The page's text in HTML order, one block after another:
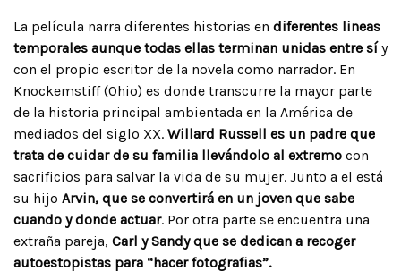
La película narra diferentes historias en diferentes lineas
temporales aunque todas ellas terminan unidas entre síy
con el propio escritor de la novela como narrador. En
Knockemstiff (Ohio) es donde transcurre la mayor parte
de la historia principal ambientada en la América de
mediados del siglo XX. Willard Russell es un padre que
trata de cuidar de su familia llevándolo al extremo con
sacrificios para salvar la vida de su mujer. Junto a el está
su hijo Arvin, que se convertirá en un joven que sabe
cuando y donde actuar. Por otra parte se encuentra una
extraña pareja, Carl y Sandy que se dedican a recoger
autoestopistas para “hacer fotografias”.